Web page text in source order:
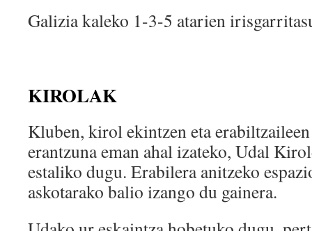
Galizia kaleko 1-3-5 atarien
KIROLAK
Kluben, kirol ekintzen eta
erantzuna eman ahal izateko, Udal
estaliko dugu. Erabilera anitzeko
askotarako balio izango du gainera.